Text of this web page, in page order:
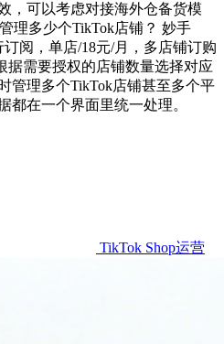
，可以考虑对接海外仓备货模
理多少个TikTok店铺？ 妙手
阅，单店/18元/月，多店铺订购
据需要授权的店铺数量选择对应
管理多个TikTok店铺甚至多个平
都在一个界面里统一处理。
TikTok Shop运营